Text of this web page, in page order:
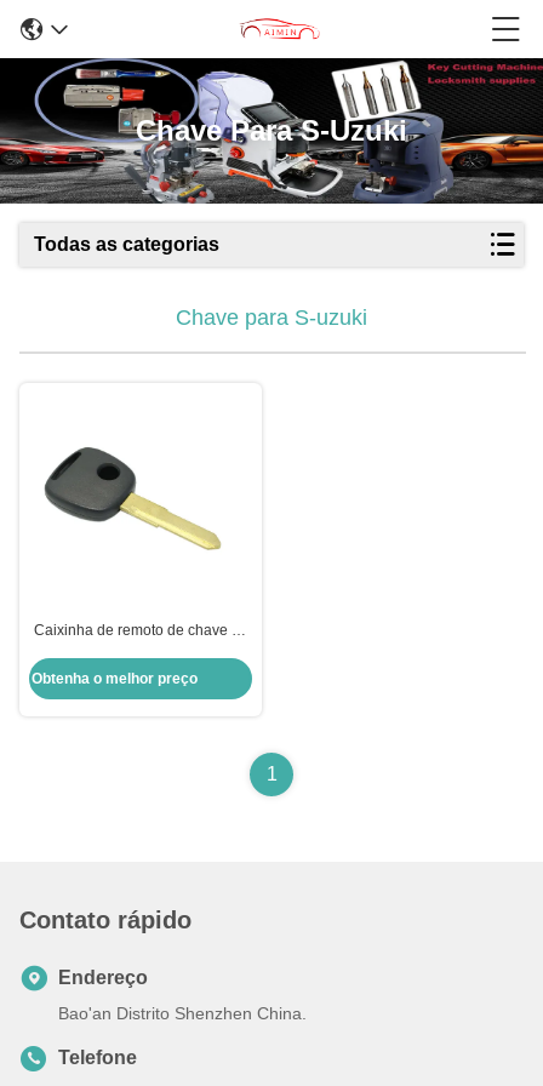
Chave Para S-Uzuki
Todas as categorias
Chave para S-uzuki
Caixinha de remoto de chave de
carro
Obtenha o melhor preço
1
Contato rápido
Endereço
Bao'an Distrito Shenzhen China.
Telefone